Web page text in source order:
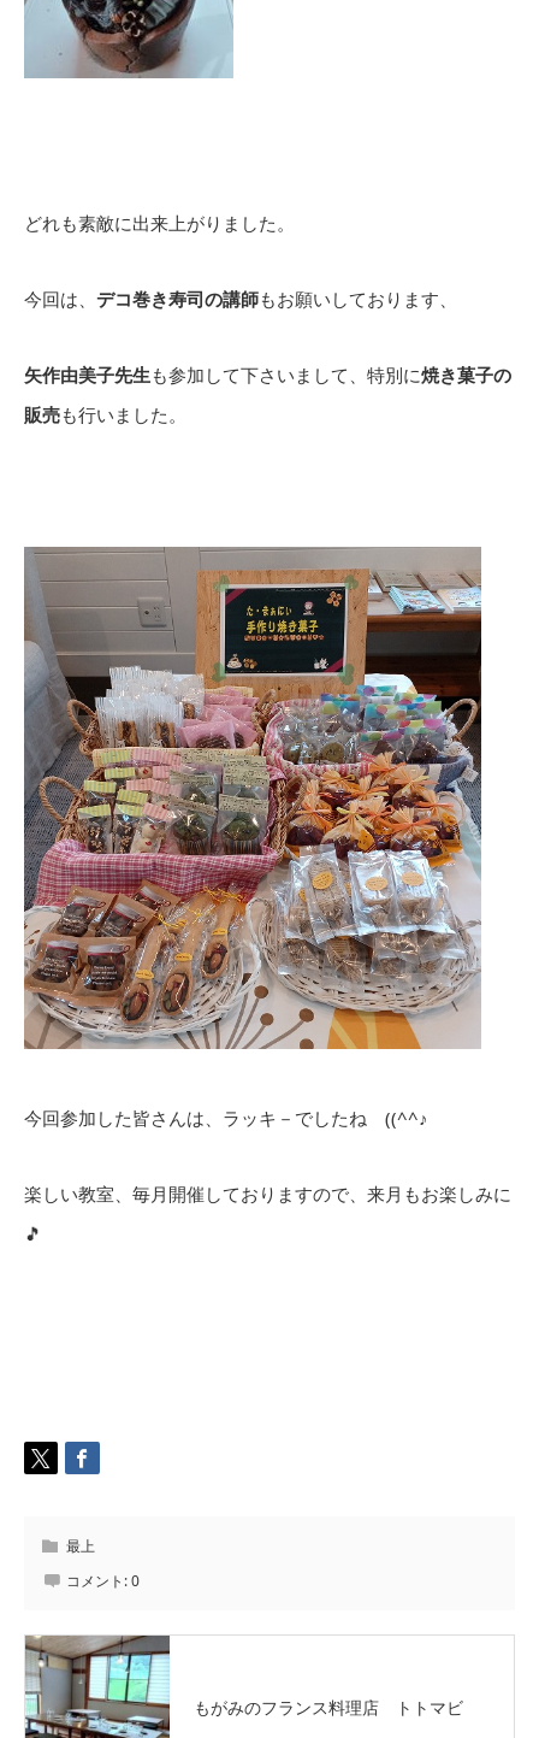
どれも素敵に出来上がりました。
今回は、 デコ巻き寿司の講師もお願いしております、
矢作由美子先生 も参加して下さいまして、特別に焼き菓子の
販売も行いました。
今回参加した皆さんは、ラッキ－でしたね ((^^♪
楽しい教室、毎月開催しておりますので、来月もお楽しみに
🎵
最上
コメント:0
もがみのフランス料理店 トトマビ